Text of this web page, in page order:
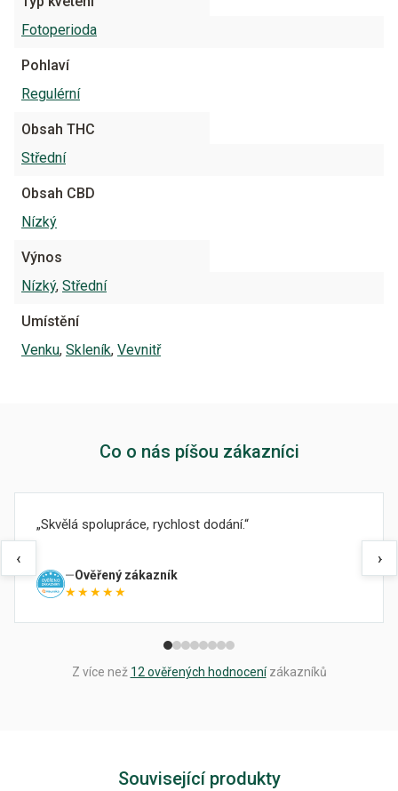
Fotoperioda
Pohlaví
Regulérní
Obsah THC
Střední
Obsah CBD
Nízký
Výnos
Nízký, Střední
Umístění
Venku, Skleník, Vevnitř
Co o nás píšou zákazníci
‹
Skvělá spolupráce, rychlost dodání.
Ověřený zákazník
★★★★★
›
Z více než 12 ověřených hodnocenízákazníků
Související produkty